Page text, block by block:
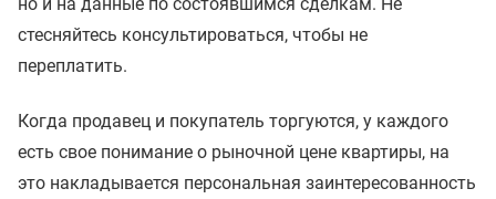
но и на данные по состоявшимся сделкам. Не
стесняйтесь консультироваться, чтобы не
переплатить.
Когда продавец и покупатель торгуются, у каждого
есть свое понимание о рыночной цене квартиры, на
это накладывается персональная заинтересованность